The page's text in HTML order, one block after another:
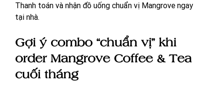
Thanh toán và nhận đồ uống chuẩn vị Mangrove ngay
tại nhà.
Gợi ý combo “chuẩn vị” khi
order Mangrove Coffee & Tea
cuối tháng